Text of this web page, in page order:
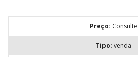
Preço: Consulte
Tipo: venda